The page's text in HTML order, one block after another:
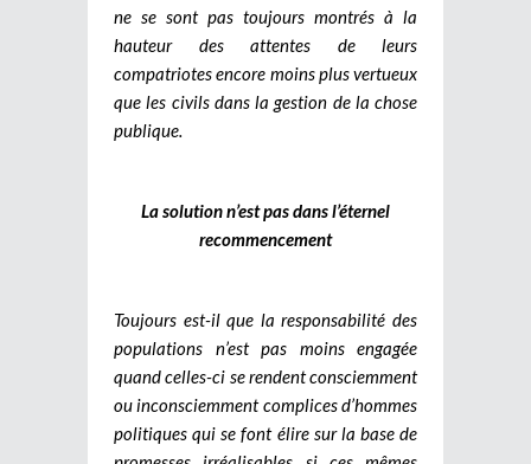
ne se sont pas toujours montrés à la
hauteur des attentes de leurs
compatriotes encore moins plus vertueux
que les civils dans la gestion de la chose
publique.
La solution n’est pas dans l’éternel
recommencement
Toujours est-il que la responsabilité des
populations n’est pas moins engagée
quand celles-ci se rendent consciemment
ou inconsciemment complices d’hommes
politiques qui se font élire sur la base de